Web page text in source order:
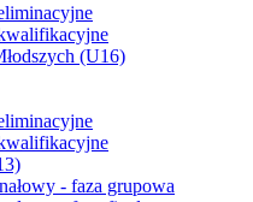
(U16)
- faza grupowa